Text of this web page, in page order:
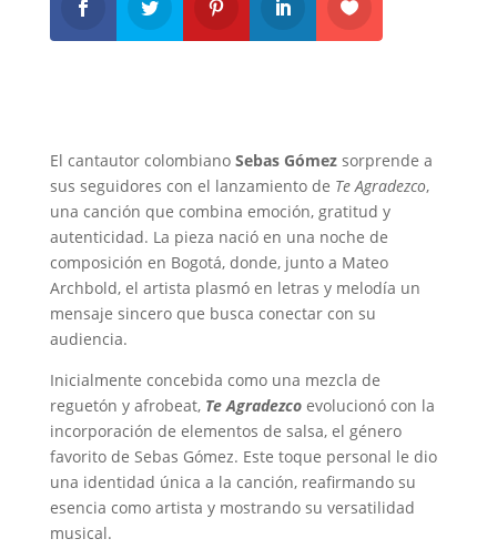
El cantautor colombianoSebas Gómezsorprende a
sus seguidores con el lanzamiento de Te Agradezco,
una canción que combina emoción, gratitud y
autenticidad. La pieza nació en una noche de
composición en Bogotá, donde, junto a Mateo
Archbold, el artista plasmó en letras y melodía un
mensaje sincero que busca conectar con su
audiencia.
Inicialmente concebida como una mezcla de
reguetón y afrobeat, Te Agradezco evolucionó con la
incorporación de elementos de salsa, el género
favorito de Sebas Gómez. Este toque personal le dio
una identidad única a la canción, reafirmando su
esencia como artista y mostrando su versatilidad
musical.